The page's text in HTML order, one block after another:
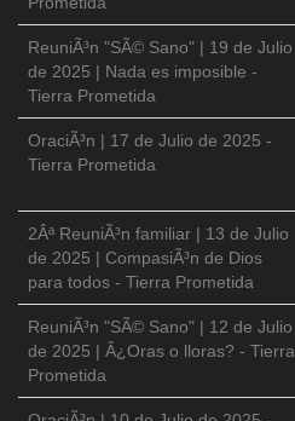
ReuniÃ³n "SÃ© Sano" | 19 de Julio
de 2025 | Nada es imposible -
Tierra Prometida
OraciÃ³n | 17 de Julio de 2025 -
Tierra Prometida
2Âª ReuniÃ³n familiar | 13 de Julio
de 2025 | CompasiÃ³n de Dios
para todos - Tierra Prometida
ReuniÃ³n "SÃ© Sano" | 12 de Julio
de 2025 | Â¿Oras o lloras? - Tierra
Prometida